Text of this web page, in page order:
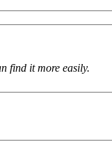
find it more easily.